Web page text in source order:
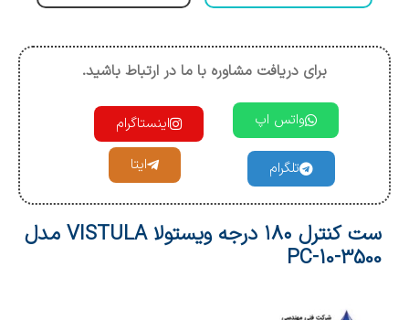
برای دریافت مشاوره با ما در ارتباط باشید.
واتس اپ اینستاگرام
تلگرام ایتا
ست کنترل ۱۸۰ درجه ویستولا VISTULA مدل
PC-10-3500